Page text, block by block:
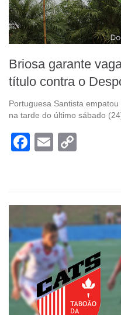
Briosa garante
título contra o
Portuguesa Santista
na tarde do último sábado
Facebook
Email